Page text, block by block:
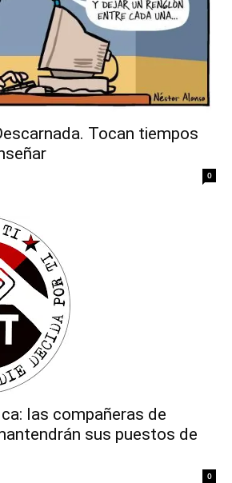
Tocan tiempos
0
las compañeras de
sus puestos de
0